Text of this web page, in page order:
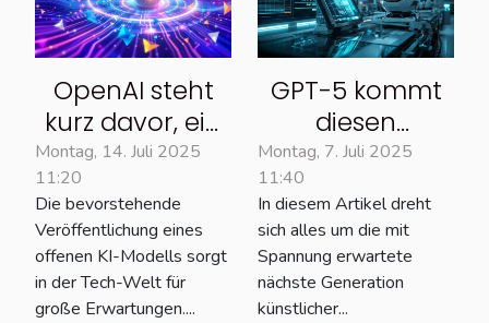
OpenAI steht
kurz davor, ein
offenes Modell
veröffentlichen,
das erste seit
GPT-2.
Montag, 14. Juli 2025
11:20
Die bevorstehende
Veröffentlichung eines
offenen KI-Modells sorgt
in der Tech-Welt für
große Erwartungen....
GPT-5 kommt
diesen
Sommer: eine
Übersicht der
erwarteten
Neuerungen
Montag, 7. Juli 2025
11:40
In diesem Artikel dreht
sich alles um die mit
Spannung erwartete
nächste Generation
künstlicher...